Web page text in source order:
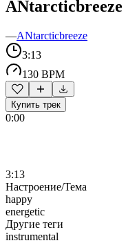
—ANtarcticbreeze
3:13
130 BPM
Купить трек
0:00
3:13
Настроение/Тема
happy
energetic
Другие теги
instrumental